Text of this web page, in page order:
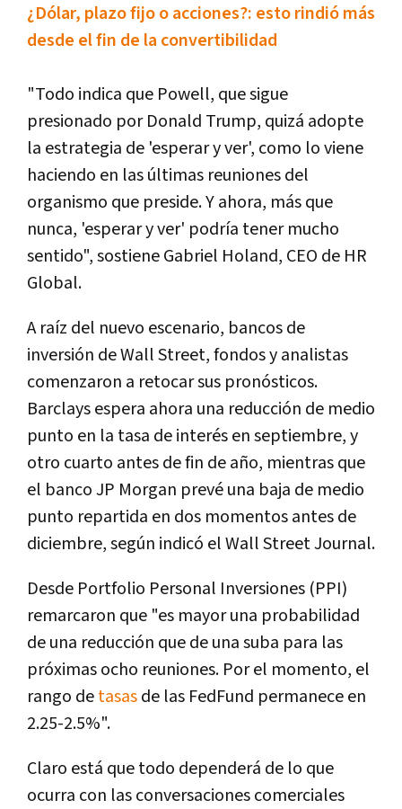
¿Dólar, plazo fijo o acciones?: esto rindió más
desde el fin de la convertibilidad
"Todo indica que Powell, que sigue
presionado por Donald Trump, quizá adopte
la estrategia de 'esperar y ver', como lo viene
haciendo en las últimas reuniones del
organismo que preside. Y ahora, más que
nunca, 'esperar y ver' podría tener mucho
sentido", sostiene Gabriel Holand, CEO de HR
Global.
A raíz del nuevo escenario, bancos de
inversión de Wall Street, fondos y analistas
comenzaron a retocar sus pronósticos.
Barclays espera ahora una reducción de medio
punto en la tasa de interés en septiembre, y
otro cuarto antes de fin de año, mientras que
el banco JP Morgan prevé una baja de medio
punto repartida en dos momentos antes de
diciembre, según indicó el Wall Street Journal.
Desde Portfolio Personal Inversiones (PPI)
remarcaron que "es mayor una probabilidad
de una reducción que de una suba para las
próximas ocho reuniones. Por el momento, el
rango detasasde las FedFund permanece en
2.25-2.5%".
Claro está que todo dependerá de lo que
ocurra con las conversaciones comerciales